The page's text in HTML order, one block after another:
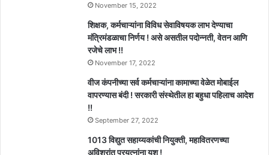
November 15, 2022
शिक्षक, कर्मचाऱ्यांना विविध सेवाविषयक लाभ देण्याचा
मंत्रिमंडळाचा निर्णय ! असे असतील पदोन्नती, वेतन आणि
रजेचे लाभ !!
November 17, 2022
वीज कंपनीच्या सर्व कर्मचाऱ्यांना कामाच्या वेळेत मोबाईल
वापरण्यास बंदी ! सरकारी संस्थेतील हा बहुधा पहिलाच आदेश
!!
September 27, 2022
1013 विद्युत सहाय्यकांची नियुक्ती, महावितरणच्या
अविश्रांत प्रयत्नांना यश !